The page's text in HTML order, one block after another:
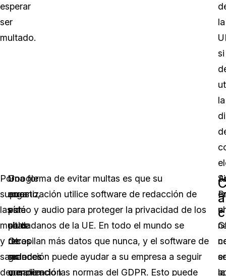
esperar
ser
multado.
la
si
la
Por
supuesto,
las
multas
y
sanciones
dependen
Google
no
está
solo.
Otras
grandes
y
Un
error
por
parte
de
su
organización
Una forma de evitar multas es que su
organización utilice software de redacción de
vídeo y audio para proteger la privacidad de los
ciudadanos de la UE. En todo el mundo se
recopilan más datos que nunca, y el software de
redacción puede ayudar a su empresa a seguir
cumpliendo las normas del GDPR. Esto puede
el
la